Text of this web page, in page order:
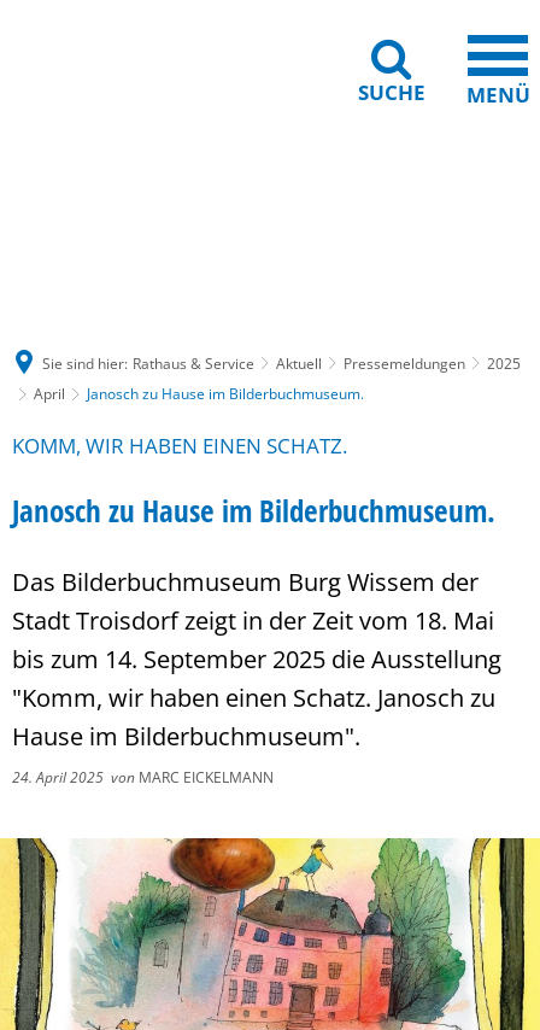
SUCHE MENÜ
Sie sind hier: Rathaus & Service Aktuell Pressemeldungen
2025
April
Janosch zu Hause im Bilderbuchmuseum.
KOMM, WIR HABEN EINEN SCHATZ.
Janosch zu Hause im Bilderbuchmuseum.
Das Bilderbuchmuseum Burg Wissem der
Stadt Troisdorf zeigt in der Zeit vom 18. Mai
bis zum 14. September 2025 die Ausstellung
"Komm, wir haben einen Schatz. Janosch zu
Hause im Bilderbuchmuseum".
24. April 2025 von MARC EICKELMANN